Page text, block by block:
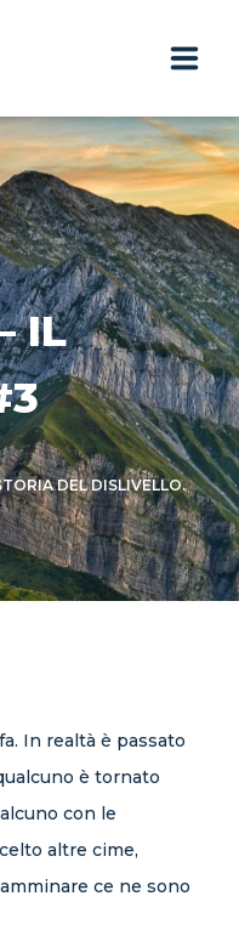
IL
DEL DISLIVELLO.
In realtà è passato
è tornato
con le
altre cime,
ce ne sono